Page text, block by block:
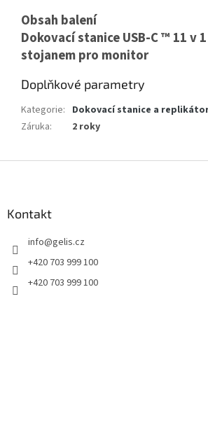
Obsah balení
Dokovací stanice USB-C ™ 11 v
stojanem pro monitor
Doplňkové parametry
Kategorie: Dokovací stanice a
Záruka: 2 roky
Kontakt
info@gelis.cz
+420 703 999 100
+420 703 999 100